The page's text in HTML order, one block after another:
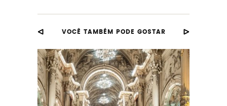
CASAMENTOS
CASAMENTOTRADICIONAL
VOCÊ TAMBÉM PODE GOSTAR